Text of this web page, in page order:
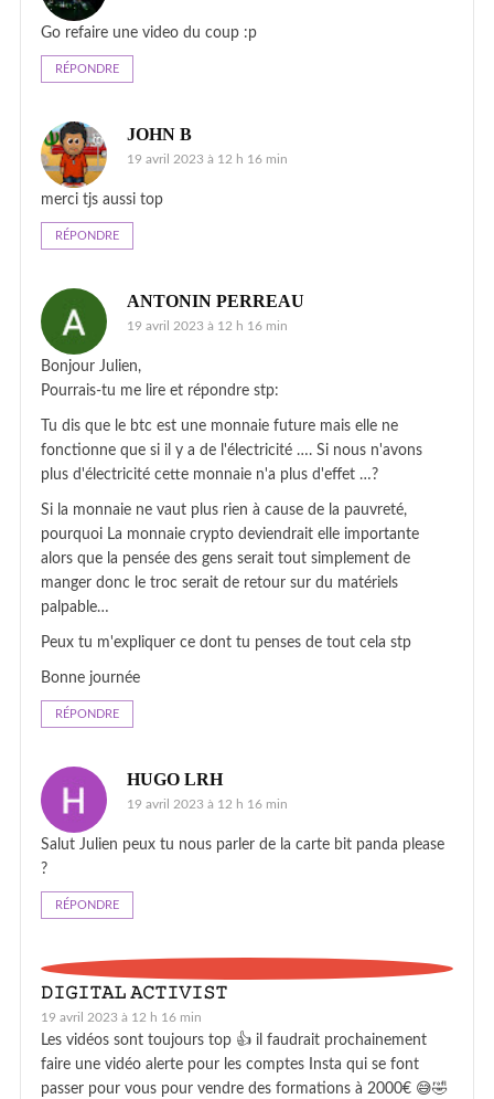
Go refaire une video du coup :p
RÉPONDRE
JOHN B
19 avril 2023 à 12 h 16 min
merci tjs aussi top
RÉPONDRE
ANTONIN PERREAU
19 avril 2023 à 12 h 16 min
Bonjour Julien,
Pourrais-tu me lire et répondre stp:
Tu dis que le btc est une monnaie future mais elle ne
fonctionne que si il y a de l'électricité …. Si nous n'avons
plus d'électricité cette monnaie n'a plus d'effet …?
Si la monnaie ne vaut plus rien à cause de la pauvreté,
pourquoi La monnaie crypto deviendrait elle importante
alors que la pensée des gens serait tout simplement de
manger donc le troc serait de retour sur du matériels
palpable…
Peux tu m'expliquer ce dont tu penses de tout cela stp
Bonne journée
RÉPONDRE
HUGO LRH
19 avril 2023 à 12 h 16 min
Salut Julien peux tu nous parler de la carte bit panda please
?
RÉPONDRE
𝙳𝙸𝙶𝙸𝚃𝙰𝙻 𝙰𝙲𝚃𝙸𝚅𝙸𝚂𝚃
19 avril 2023 à 12 h 16 min
Les vidéos sont toujours top 👍 il faudrait prochainement
faire une vidéo alerte pour les comptes Insta qui se font
passer pour vous pour vendre des formations à 2000€ 😅🤣